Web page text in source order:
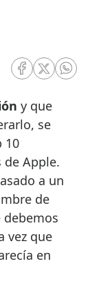
RRSS Facebook
RRSSRRSS
y que
se
10
de Apple.
a un
de
debemos
vez que
en